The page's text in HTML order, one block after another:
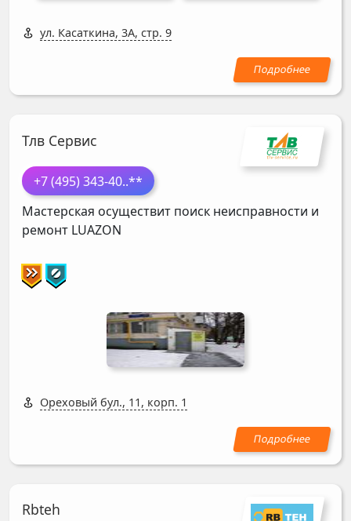
ул. Касаткина, 3А, стр. 9
Тлв Сервис
+7 (495) 343-40..**
Мастерская осуществит поиск неисправности и
ремонт LUAZON
Ореховый бул., 11, корп. 1
Rbteh